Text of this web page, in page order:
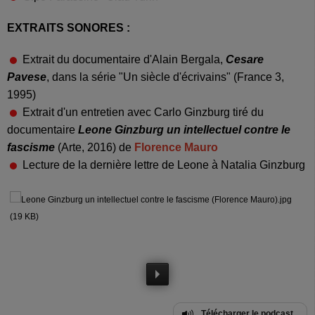
EXTRAITS SONORES :
Extrait du documentaire d'Alain Bergala, Cesare
Pavese, dans la série "Un siècle d'écrivains" (France 3,
1995)
Extrait d'un entretien avec Carlo Ginzburg tiré du
documentaire Leone Ginzburg un intellectuel contre le
fascisme (Arte, 2016) de Florence Mauro
Lecture de la dernière lettre de Leone à Natalia Ginzburg